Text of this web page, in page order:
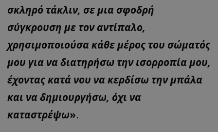
σκληρό τάκλιν, σε μια σφοδρή
σύγκρουση με τον αντίπαλο,
χρησιμοποιούσα κάθε μέρος του σώματός
μου για να διατηρήσω την ισορροπία μου,
έχοντας κατά νου να κερδίσω την μπάλα
και να δημιουργήσω, όχι να
καταστρέψω».